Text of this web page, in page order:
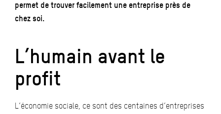
permet de trouver facilement une entreprise près de
chez soi.
L’humain avant le
profit
L’économie sociale, ce sont des centaines d’entreprises